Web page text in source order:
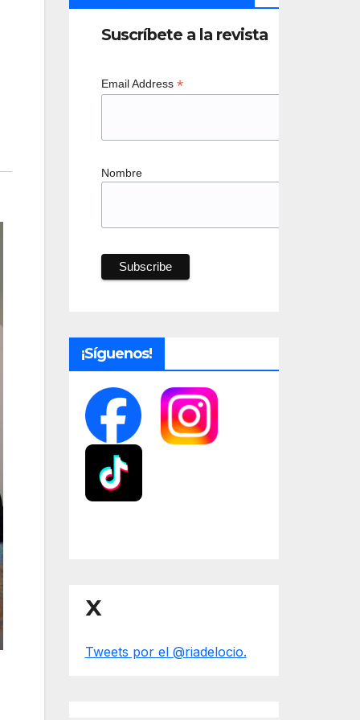
Suscríbete a la revista
Email Address *
Nombre
¡Síguenos!
X
Tweets por el @riadelocio.